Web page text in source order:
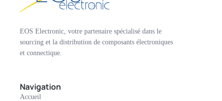
EOS Electronic, votre partenaire spécialisé dans le
sourcing et la distribution de composants électroniques
et connectique.
Navigation
Accueil